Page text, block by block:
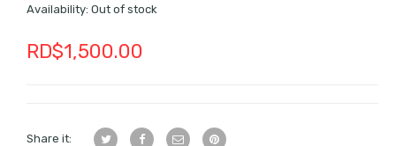
Availability: Out of stock
RD$1,500.00
Share it: